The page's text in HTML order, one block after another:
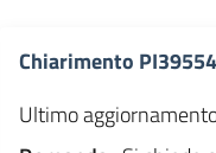
Chiarimento
Ultimo